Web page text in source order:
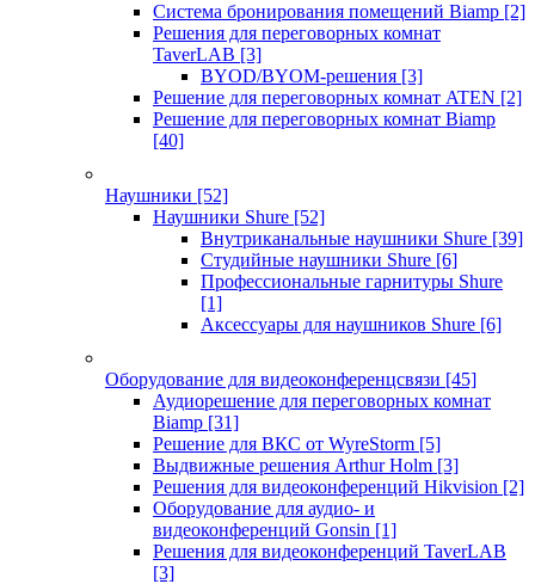
Система бронирования помещений Biamp [2]
Решения для переговорных комнат
TaverLAB [3]
BYOD/BYOM-решения [3]
Решение для переговорных комнат ATEN [2]
Решение для переговорных комнат Biamp
[40]
Наушники [52]
Наушники Shure [52]
Внутриканальные наушники Shure [39]
Студийные наушники Shure [6]
Профессиональные гарнитуры Shure
[1]
Аксессуары для наушников Shure [6]
Оборудование для видеоконференцсвязи [45]
Аудиорешение для переговорных комнат
Biamp [31]
Решение для ВКС от WyreStorm [5]
Выдвижные решения Arthur Holm [3]
Решения для видеоконференций Hikvision [2]
Оборудование для аудио- и
видеоконференций Gonsin [1]
Решения для видеоконференций TaverLAB
[3]